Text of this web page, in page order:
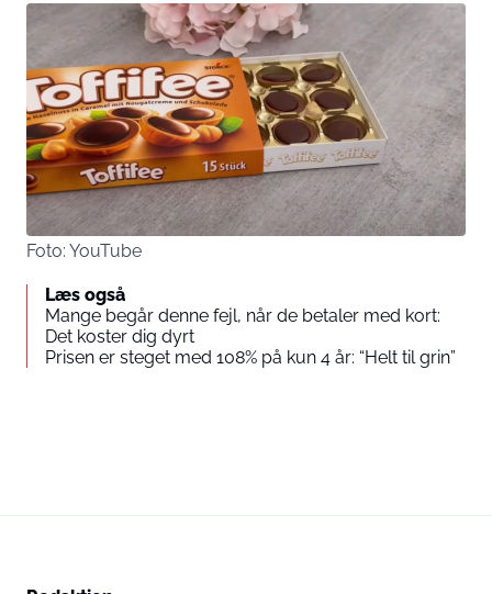
Foto: YouTube
Læs også
Mange begår denne fejl, når de betaler med kort:
Det koster dig dyrt
Prisen er steget med 108% på kun 4 år: “Helt til grin”